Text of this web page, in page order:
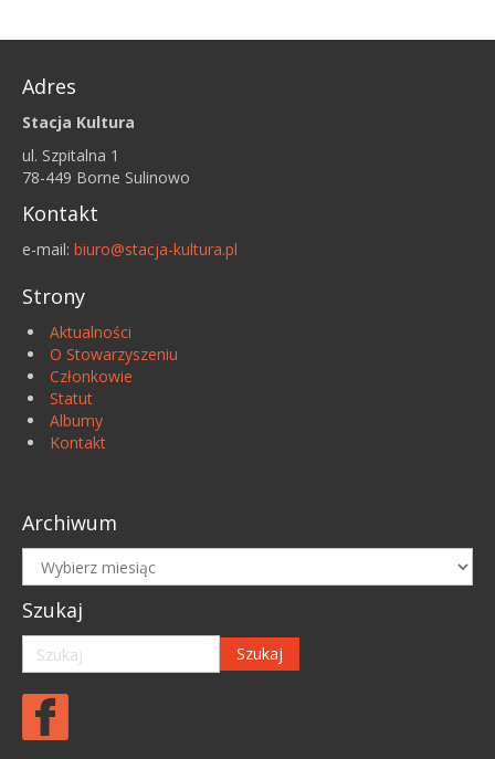
Adres
Stacja Kultura
ul. Szpitalna 1
78-449 Borne Sulinowo
Kontakt
e-mail: biuro@stacja-kultura.pl
Strony
Aktualności
O Stowarzyszeniu
Członkowie
Statut
Albumy
Kontakt
Archiwum
Archiwum
Szukaj